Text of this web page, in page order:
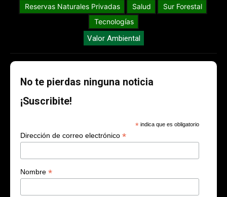
Reservas Naturales Privadas
Salud
Sur Forestal
Tecnologías
Valor Ambiental
No te pierdas ninguna noticia
¡Suscribite!
* indica que es obligatorio
Dirección de correo electrónico *
Nombre *